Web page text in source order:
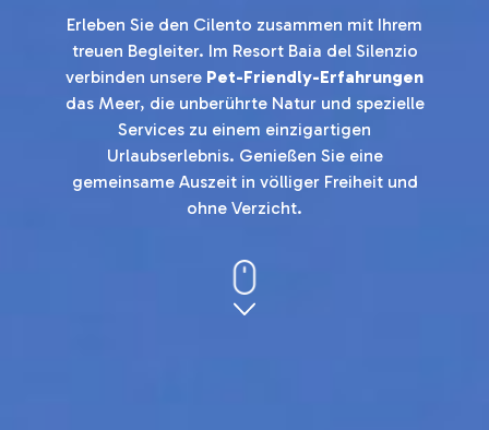
Erleben Sie den Cilento zusammen mit Ihrem
treuen Begleiter. Im Resort Baia del Silenzio
verbinden unsere Pet-Friendly-Erfahrungen
das Meer, die unberührte Natur und spezielle
Services zu einem einzigartigen
Urlaubserlebnis. Genießen Sie eine
gemeinsame Auszeit in völliger Freiheit und
ohne Verzicht.